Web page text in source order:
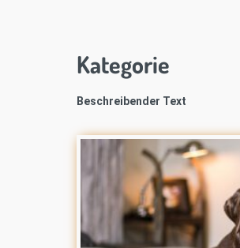
Kategorie
Beschreibender Text